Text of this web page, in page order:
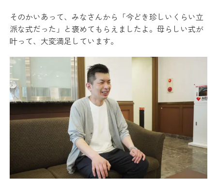
そのかいあって、みなさんから「今どき珍しいくらい立
派な式だった」と褒めてもらえましたよ。母らしい式が
叶って、大変満足しています。